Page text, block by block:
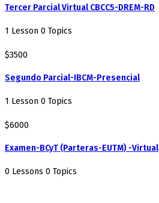
Tercer Parcial Virtual CBCC5-DREM-RD
1 Lesson 0 Topics
$3500
Segundo Parcial-IBCM-Presencial
1 Lesson 0 Topics
$6000
Examen-BCyT (Parteras-EUTM) -Virtual
0 Lessons 0 Topics